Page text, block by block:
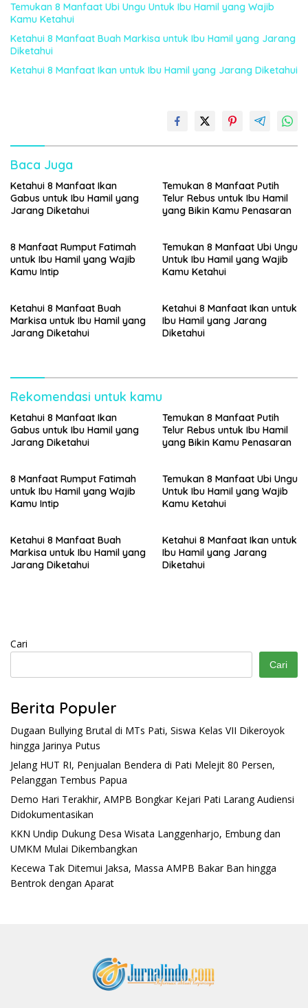
Temukan 8 Manfaat Ubi Ungu Untuk Ibu Hamil yang Wajib
Kamu Ketahui
Ketahui 8 Manfaat Buah Markisa untuk Ibu Hamil yang Jarang
Diketahui
Ketahui 8 Manfaat Ikan untuk Ibu Hamil yang Jarang Diketahui
Baca Juga
Ketahui 8 Manfaat Ikan
Gabus untuk Ibu Hamil yang
Jarang Diketahui
Temukan 8 Manfaat Putih
Telur Rebus untuk Ibu Hamil
yang Bikin Kamu Penasaran
8 Manfaat Rumput Fatimah
untuk Ibu Hamil yang Wajib
Kamu Intip
Temukan 8 Manfaat Ubi Ungu
Untuk Ibu Hamil yang Wajib
Kamu Ketahui
Ketahui 8 Manfaat Buah
Markisa untuk Ibu Hamil yang
Jarang Diketahui
Ketahui 8 Manfaat Ikan untuk
Ibu Hamil yang Jarang
Diketahui
Rekomendasi untuk kamu
Ketahui 8 Manfaat Ikan
Gabus untuk Ibu Hamil yang
Jarang Diketahui
Temukan 8 Manfaat Putih
Telur Rebus untuk Ibu Hamil
yang Bikin Kamu Penasaran
8 Manfaat Rumput Fatimah
untuk Ibu Hamil yang Wajib
Kamu Intip
Temukan 8 Manfaat Ubi Ungu
Untuk Ibu Hamil yang Wajib
Kamu Ketahui
Ketahui 8 Manfaat Buah
Markisa untuk Ibu Hamil yang
Jarang Diketahui
Ketahui 8 Manfaat Ikan untuk
Ibu Hamil yang Jarang
Diketahui
Cari
Cari
Berita Populer
Dugaan Bullying Brutal di MTs Pati, Siswa Kelas VII Dikeroyok
hingga Jarinya Putus
Jelang HUT RI, Penjualan Bendera di Pati Melejit 80 Persen,
Pelanggan Tembus Papua
Demo Hari Terakhir, AMPB Bongkar Kejari Pati Larang Audiensi
Didokumentasikan
KKN Undip Dukung Desa Wisata Langgenharjo, Embung dan
UMKM Mulai Dikembangkan
Kecewa Tak Ditemui Jaksa, Massa AMPB Bakar Ban hingga
Bentrok dengan Aparat